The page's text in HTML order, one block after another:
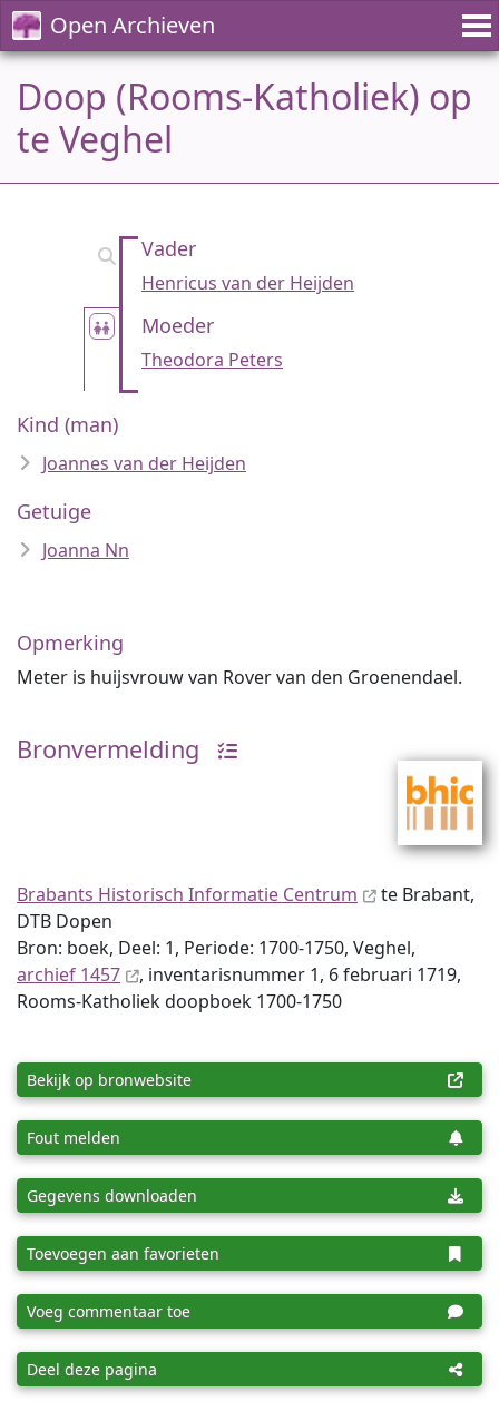
Open Archieven
Doop (Rooms-Katholiek) op
te Veghel
Vader
Henricus van der Heijden
Moeder
Theodora Peters
Kind (man)
Joannes van der Heijden
Getuige
Joanna Nn
Opmerking
Meter is huijsvrouw van Rover van den Groenendael.
Bronvermelding
Brabants Historisch Informatie Centrum
te Brabant,
DTB Dopen
Bron: boek, Deel: 1, Periode: 1700-1750, Veghel,
archief 1457
, inventaris­num­mer 1, 6 februari 1719,
Rooms-Katholiek doopboek 1700-1750
Bekijk op bronwebsite
Fout melden
Gegevens downloaden
Toevoegen aan favorieten
Voeg commentaar toe
Deel deze pagina